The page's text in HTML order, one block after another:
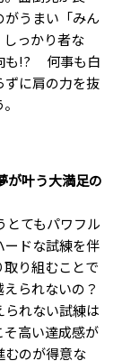
がうまい「みん
っかり者な
も!? 何事も白
ずに肩の力を抜
が叶う大満足の
とてもパワフル
ードな試練を伴
り組むことで
られないの？
られない試練は
高い達成感が
むのが得意な